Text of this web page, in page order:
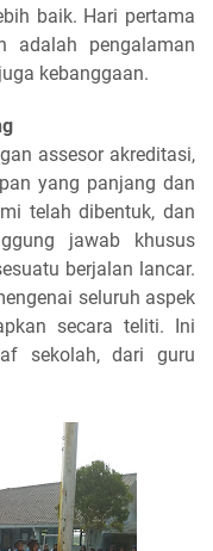
baik. Hari pertama
adalah pengalaman
kebanggaan.
assesor akreditasi,
yang panjang dan
telah dibentuk, dan
jawab khusus
berjalan lancar.
seluruh aspek
secara teliti. Ini
sekolah, dari guru